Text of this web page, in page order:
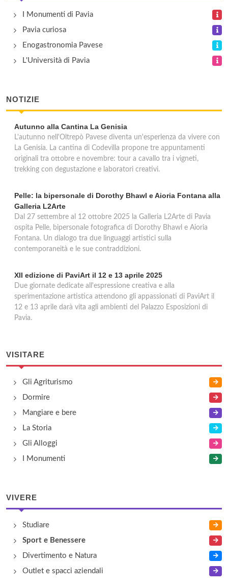
I Monumenti di Pavia
Pavia curiosa
Enogastronomia Pavese
L'Università di Pavia
NOTIZIE
Autunno alla Cantina La Genisia
L'autunno nell'Oltrepò Pavese diventa un'esperienza da vivere con
La Genisia. La cantina di Codevilla propone tre appuntamenti
originali tra ottobre e novembre: tour a cavallo tra i vigneti,
trekking con degustazione e laboratori creativi.
Pelle: la bipersonale di Dorothy Bhawl e Aioria Fontana alla
Galleria L2Arte
Dal 27 settembre al 12 ottobre 2025 la Galleria L2Arte di Pavia
ospita Pelle, bipersonale fotografica di Dorothy Bhawl e Aioria
Fontana. Un dialogo tra due linguaggi artistici sulla
contemporaneità e le sue contraddizioni.
XII edizione di PaviArt il 12 e 13 aprile 2025
Due giornate dedicate all'espressione creativa e alla
sperimentazione artistica attendono gli appassionati di PaviArt il
12 e 13 aprile darà vita agli ambienti del Palazzo Esposizioni di
Pavia.
VISITARE
Gli Agriturismo
Dormire
Mangiare e bere
La Storia
Gli Alloggi
I Monumenti
VIVERE
Studiare
Sport e Benessere
Divertimento e Natura
Outlet e spacci aziendali